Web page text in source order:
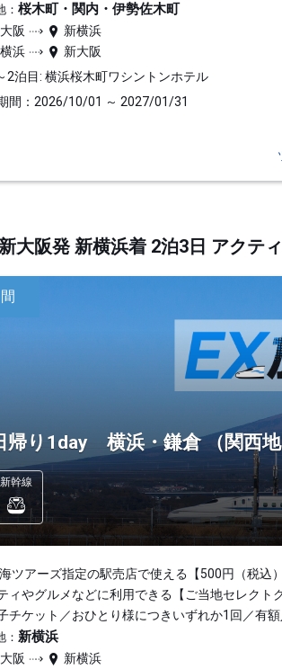
： 桜木町・関内・伊勢佐木町
阪
新横浜
浜
新大阪
2泊目: 横浜桜木町ワシントンホテル
間：2026/10/01 ～ 2027/01/31
大阪発 新横浜着 2泊3日 アクテ
帰り1day 横浜・鎌倉 （関西
新幹線
ツアーズ指定の駅売店で使える【500円（税込
ィやグルメなどに利用できる【ご当地セレクト
チケット／おひとり様につきいずれか1回／有
： 新横浜
阪
新横浜